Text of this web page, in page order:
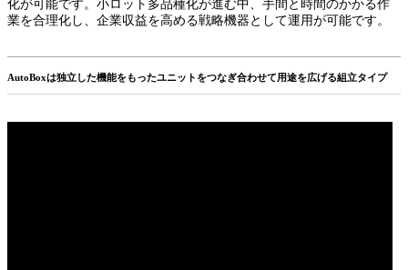
化が可能です。小ロット多品種化が進む中、手間と時間のかかる作
業を合理化し、企業収益を高める戦略機器として運用が可能です。
AutoBoxは独立した機能をもったユニットをつなぎ合わせて用途を広げる組立タイプ